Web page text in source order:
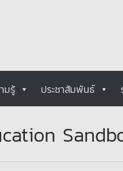
มรู้ ประชาสัมพันธ์